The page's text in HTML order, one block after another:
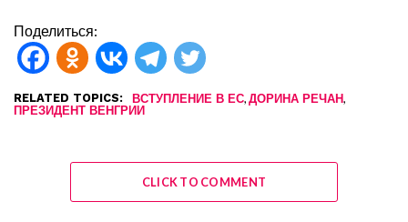
Поделиться:
RELATED TOPICS: ВСТУПЛЕНИЕ В ЕС, ДОРИНА РЕЧАН,
ПРЕЗИДЕНТ ВЕНГРИИ
CLICK TO COMMENT